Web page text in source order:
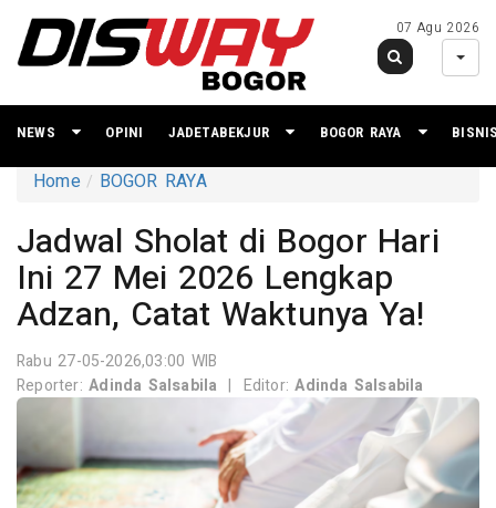
07 Agu 2026
NEWS OPINI JADETABEKJUR BOGOR RAYA
Home BOGOR RAYA
Jadwal Sholat di Bogor Hari
Ini 27 Mei 2026 Lengkap
Adzan, Catat Waktunya Ya!
Rabu 27-05-2026,03:00 WIB
Reporter:Adinda Salsabila | Editor:Adinda Salsabila